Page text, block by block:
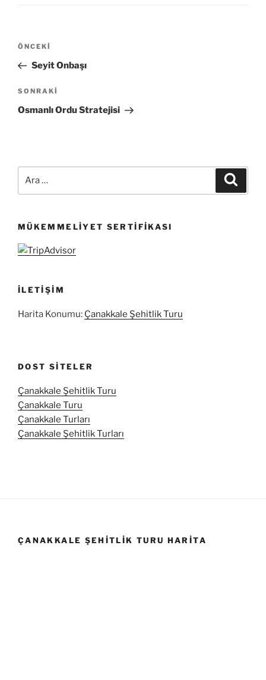
Yazı
Önceki
Yazı
ÖNCEKI
Seyit Onbaşı
Sonraki
Yazı
SONRAKI
Osmanlı Ordu Stratejisi
MÜKEMMELIYET SERTIFIKASI
İLETIŞIM
Harita Konumu: Çanakkale Şehitlik Turu
DOST SITELER
Çanakkale Şehitlik Turu
Çanakkale Turu
Çanakkale Turları
Çanakkale Şehitlik Turları
ÇANAKKALE ŞEHITLIK TURU HARITA